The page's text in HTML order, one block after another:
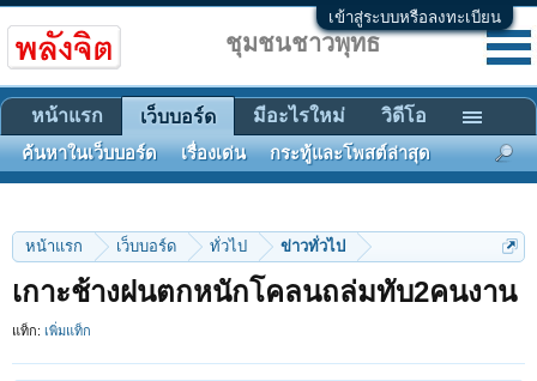
เข้าสู่ระบบหรือลงทะเบียน
หน้าแรก เว็บบอร์ด ทั่วไป ข่าวทั่วไป
เกาะช้างฝนตกหนักโคลนถล่มทับ2คนงาน
แท็ก: เพิ่มแท็ก
ชุมชนชาวพุทธ
หน้าแรก เว็บบอร์ด
ค้นหาในเว็บบอร์ด เรื่องเด่น กระทู้และโพสต์ล่าสุด
มีอะไรใหม่ วิดีโอ